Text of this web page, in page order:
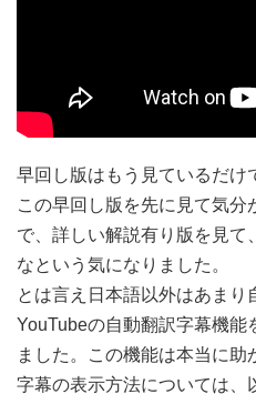
早回し版はもう見ているだけ
この早回し版を先に見て気分
で、詳しい解説有り版を見
なという気になりました。
とは言え日本語以外はあまり
YouTubeの自動翻訳字幕機能
ました。この機能は本当に助
字幕の表示方法については、